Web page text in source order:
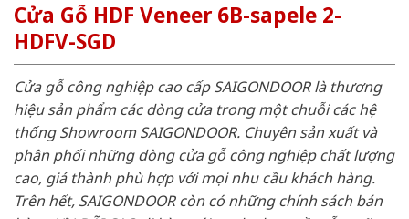
Cửa Gỗ HDF Veneer 6B-sapele 2-
HDFV-SGD
Cửa gỗ công nghiệp cao cấp SAIGONDOOR là thương
hiệu sản phẩm các dòng cửa trong một chuỗi các hệ
thống Showroom SAIGONDOOR. Chuyên sản xuất và
phân phối những dòng cửa gỗ công nghiệp chất lượng
cao, giá thành phù hợp với mọi nhu cầu khách hàng.
Trên hết, SAIGONDOOR còn có những chính sách bán